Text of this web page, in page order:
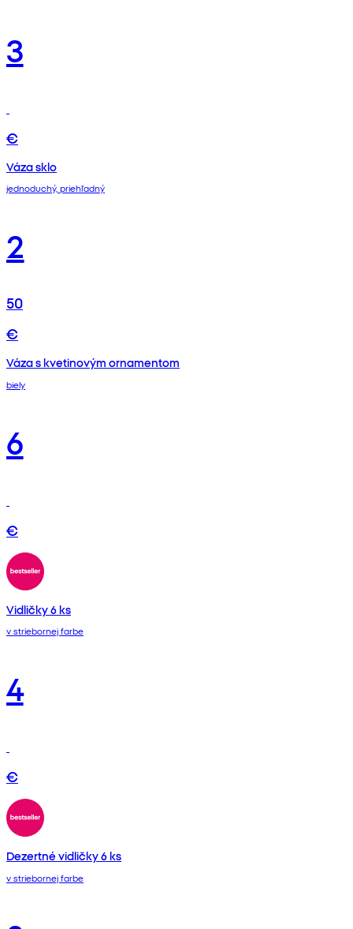
3
€
Váza sklo
jednoduchý, priehľadný
2
50
€
Váza s kvetinovým ornamentom
biely
6
€
Vidličky 6 ks
v striebornej farbe
4
€
Dezertné vidličky 6 ks
v striebornej farbe